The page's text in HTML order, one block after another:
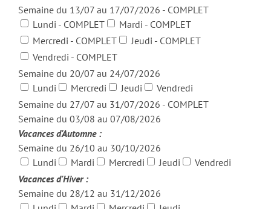
Semaine du 13/07 au 17/07/2026 - COMPLET
Lundi - COMPLET
Mardi - COMPLET
Mercredi - COMPLET
Jeudi - COMPLET
Vendredi - COMPLET
Semaine du 20/07 au 24/07/2026
Lundi
Mercredi Jeudi
Vendredi
Semaine du 27/07 au 31/07/2026 - COMPLET
Semaine du 03/08 au 07/08/2026
Vacances d'Automne :
Semaine du 26/10 au 30/10/2026
Lundi
Mardi Mercredi Jeudi
Vendredi
Vacances d'Hiver :
Semaine du 28/12 au 31/12/2026